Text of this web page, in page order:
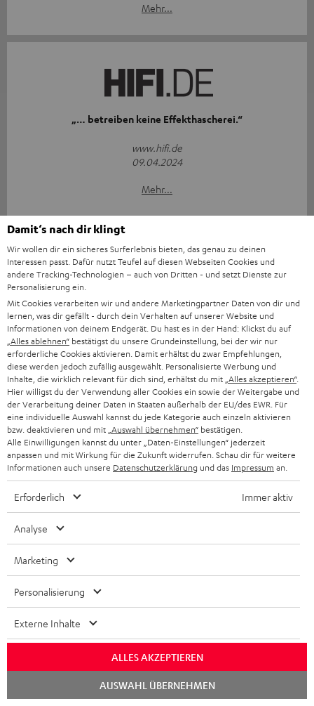
Mehr...
„… betreiben keine Effekthascherei.“
www.hifi.de
09.04.2024
Mehr...
„Die große Stärke der Teufel REAL BLUE TWS 3 ist klar der
Klang!“
www.techtest.org
09.04.2024
Mehr...
„Klangstark, komfortabel, zuverlässig!“
Damit‘s nach dir klingt
Wir wollen dir ein sicheres Surferlebnis bieten, das genau zu deinen
Interessen passt. Dafür nutzt Teufel auf diesen Webseiten Cookies und
andere Tracking-Technologien – auch von Dritten - und setzt Dienste zur
Personalisierung ein.
Mit Cookies verarbeiten wir und andere Marketingpartner Daten von dir und
lernen, was dir gefällt - durch dein Verhalten auf unserer Website und
Informationen von deinem Endgerät. Du hast es in der Hand: Klickst du auf
„Alles ablehnen“ bestätigst du unsere Grundeinstellung, bei der wir nur
erforderliche Cookies aktivieren. Damit erhältst du zwar Empfehlungen,
diese werden jedoch zufällig ausgewählt. Personalisierte Werbung und
Inhalte, die wirklich relevant für dich sind, erhältst du mit „Alles akzeptieren“.
Hier willigst du der Verwendung aller Cookies ein sowie der Weitergabe und
der Verarbeitung deiner Daten in Staaten außerhalb der EU/des EWR. Für
eine individuelle Auswahl kannst du jede Kategorie auch einzeln aktivieren
bzw. deaktivieren und mit „Auswahl übernehmen“ bestätigen.
Alle Einwilligungen kannst du unter „Daten-Einstellungen“ jederzeit
anpassen und mit Wirkung für die Zukunft widerrufen. Schau dir für weitere
Informationen auch unsere Datenschutzerklärung und das Impressum an.
Erforderlich Immer aktiv
Analyse
Marketing
Personalisierung
Externe Inhalte
ALLES AKZEPTIEREN
AUSWAHL ÜBERNEHMEN